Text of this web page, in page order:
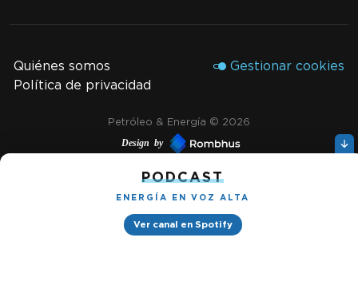
PODCAST
ENERGÍA EN VOZ ALTA
Ver canal en Spotify
Quiénes somos
Política de privacidad
Gestionar cookies
Petróleo & Energía © 2026
Design by
Ignacio Ramírez s/n, Tabacalera, Cuauhtémoc, 06030 Ciudad
de México, CDMX. Downtown® Reforma (Be Grand oficinas)